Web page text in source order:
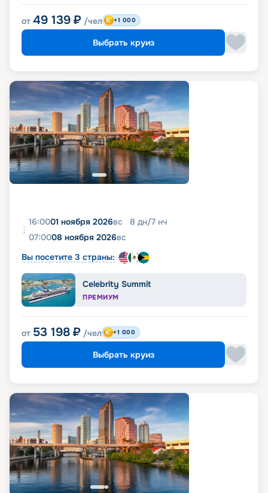
от 49 139 ₽ /чел +1 000
Выбрать круиз
16:0001 ноября 2026вс 8 дн/7 нч
07:0008 ноября 2026вс
Вы посетите 3 страны:
Celebrity Summit
ПРЕМИУМ
от 53 198 ₽ /чел +1 000
Выбрать круиз